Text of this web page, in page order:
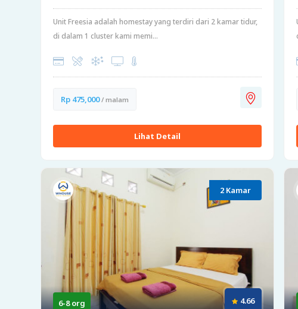
Unit Freesia adalah homestay yang terdiri dari 2 kamar tidur,
di dalam 1 cluster kami memi...
Rp 475,000/ malam
Lihat Detail
2 Kamar
6-8 org 4.66